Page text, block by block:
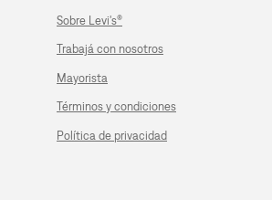
Sobre Levi's®
Trabajá con nosotros
Mayorista
Términos y condiciones
Política de privacidad